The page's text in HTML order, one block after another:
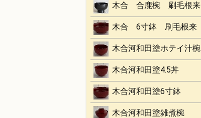
木合 合鹿椀 刷毛根来
木合 6寸鉢 刷毛根来
木合河和田塗ホテイ汁椀
木合河和田塗4.5丼
木合河和田塗6寸鉢
木合河和田塗雑煮椀